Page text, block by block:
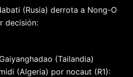
(Rusia) derrota a Nong-O
decisión:
(Tailandia)
(Algeria) por nocaut (R1):